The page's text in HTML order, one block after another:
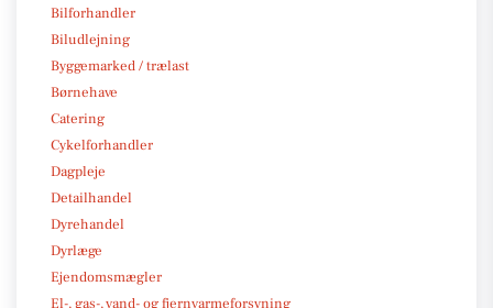
Bilforhandler
Biludlejning
Byggemarked / trælast
Børnehave
Catering
Cykelforhandler
Dagpleje
Detailhandel
Dyrehandel
Dyrlæge
Ejendomsmægler
El-, gas-, vand- og fjernvarmeforsyning